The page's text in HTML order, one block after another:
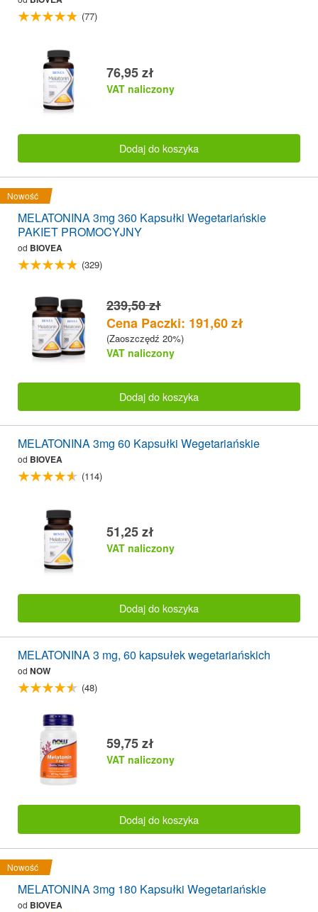
(77)
76,95 zł
VAT naliczony
Dodaj do koszyka
Nowość
MELATONINA 3mg 360 Kapsułki Wegetariańskie
PAKIET PROMOCYJNY
od BIOVEA
(329)
239,50 zł
Cena Paczki: 191,60 zł
(Zaoszczędź 20%)
VAT naliczony
Dodaj do koszyka
MELATONINA 3mg 60 Kapsułki Wegetariańskie
od BIOVEA
(114)
51,25 zł
VAT naliczony
Dodaj do koszyka
MELATONINA 3 mg, 60 kapsułek wegetariańskich
od NOW
(48)
59,75 zł
VAT naliczony
Dodaj do koszyka
Nowość
MELATONINA 3mg 180 Kapsułki Wegetariańskie
od BIOVEA